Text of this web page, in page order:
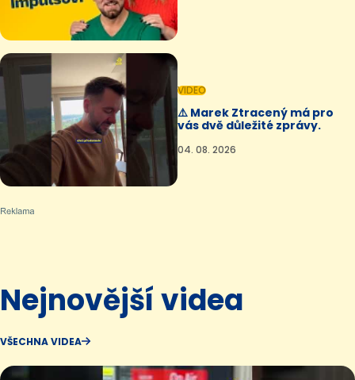
VIDEO
⚠️ Marek Ztracený má pro
vás dvě důležité zprávy.
04. 08. 2026
Nejnovější videa
VŠECHNA VIDEA